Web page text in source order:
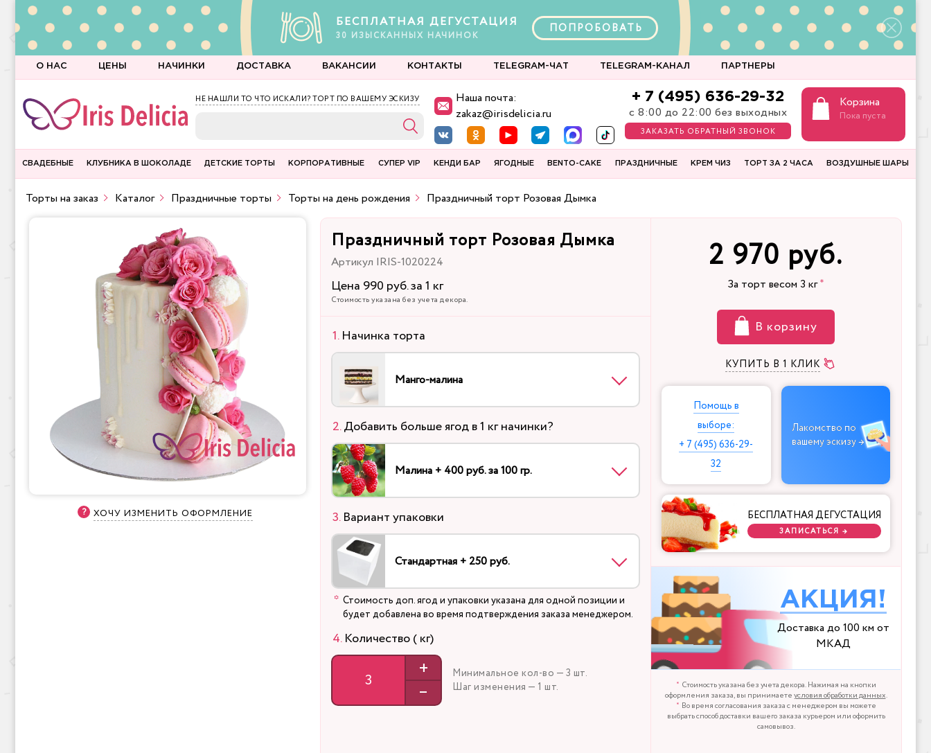
БЕСПЛАТНАЯ ДЕГУСТАЦИЯ
30 ИЗЫСКАННЫХ НАЧИНОК
ПОПРОБОВАТЬ
О НАС ЦЕНЫ НАЧИНКИ ДОСТАВКА ВАКАНСИИ КОНТАКТЫ TELEGRAM-ЧАТ TELEGRAM-КАНАЛ ПАРТНЕРЫ
НЕ НАШЛИ ТО ЧТО ИСКАЛИ? ТОРТ ПО ВАШЕМУ ЭСКИЗУ
Наша почта:
zakaz@irisdelicia.ru
+ 7 (495) 636-29-32
с 8:00 до 22:00 без выходных
ЗАКАЗАТЬ ОБРАТНЫЙ ЗВОНОК
Корзина
Пока пуста
СВАДЕБНЫЕ КЛУБНИКА В ШОКОЛАДЕ ДЕТСКИЕ ТОРТЫ КОРПОРАТИВНЫЕ СУПЕР VIP КЕНДИ БАР ЯГОДНЫЕ BENTO-CAKE ПРАЗДНИЧНЫЕ КРЕМ ЧИЗ ТОРТ ЗА 2 ЧАСА ВОЗДУШНЫЕ ШАРЫ
Торты на заказ Каталог Праздничные торты Торты на день рождения Праздничный торт Розовая Дымка
ХОЧУ ИЗМЕНИТЬ ОФОРМЛЕНИЕ
Праздничный торт Розовая Дымка
Артикул IRIS-1020224
Цена 990 руб. за 1 кг
Стоимость указана без учета декора.
Начинка торта
Манго-малина
Добавить больше ягод в 1 кг начинки?
Малина + 400 руб. за 100 гр.
Вариант упаковки
Стандартная + 250 руб.
Стоимость доп. ягод и упаковки указана для одной позиции и
будет добавлена во время подтверждения заказа менеджером.
Количество ( кг)
+
–
Минимальное кол-во — 3 шт.
Шаг изменения — 1 шт.
2 970 руб.
За торт весом 3 кг
В корзину
КУПИТЬ В 1 КЛИК
Помощь в
выборе:
+ 7 (495) 636-29-
32
Лакомство по
вашему эскизу →
БЕСПЛАТНАЯ ДЕГУСТАЦИЯ
ЗАПИСАТЬСЯ →
АКЦИЯ!
Доставка до 100 км от
МКАД
Стоимость указана без учета декора. Нажимая на кнопки
оформления заказа, вы принимаетеусловия обработки данных.
Во время согласования заказа с менеджером вы можете
выбрать способ доставки вашего заказа курьером или оформить
самовывоз.